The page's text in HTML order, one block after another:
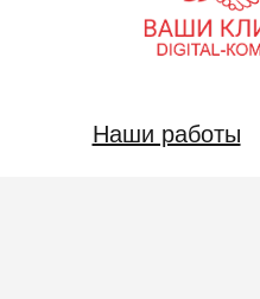
Наши работы